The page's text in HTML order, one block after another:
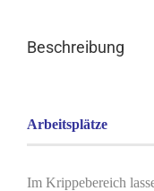
Beschreibung
Arbeitsplätze
Im Krippebereich